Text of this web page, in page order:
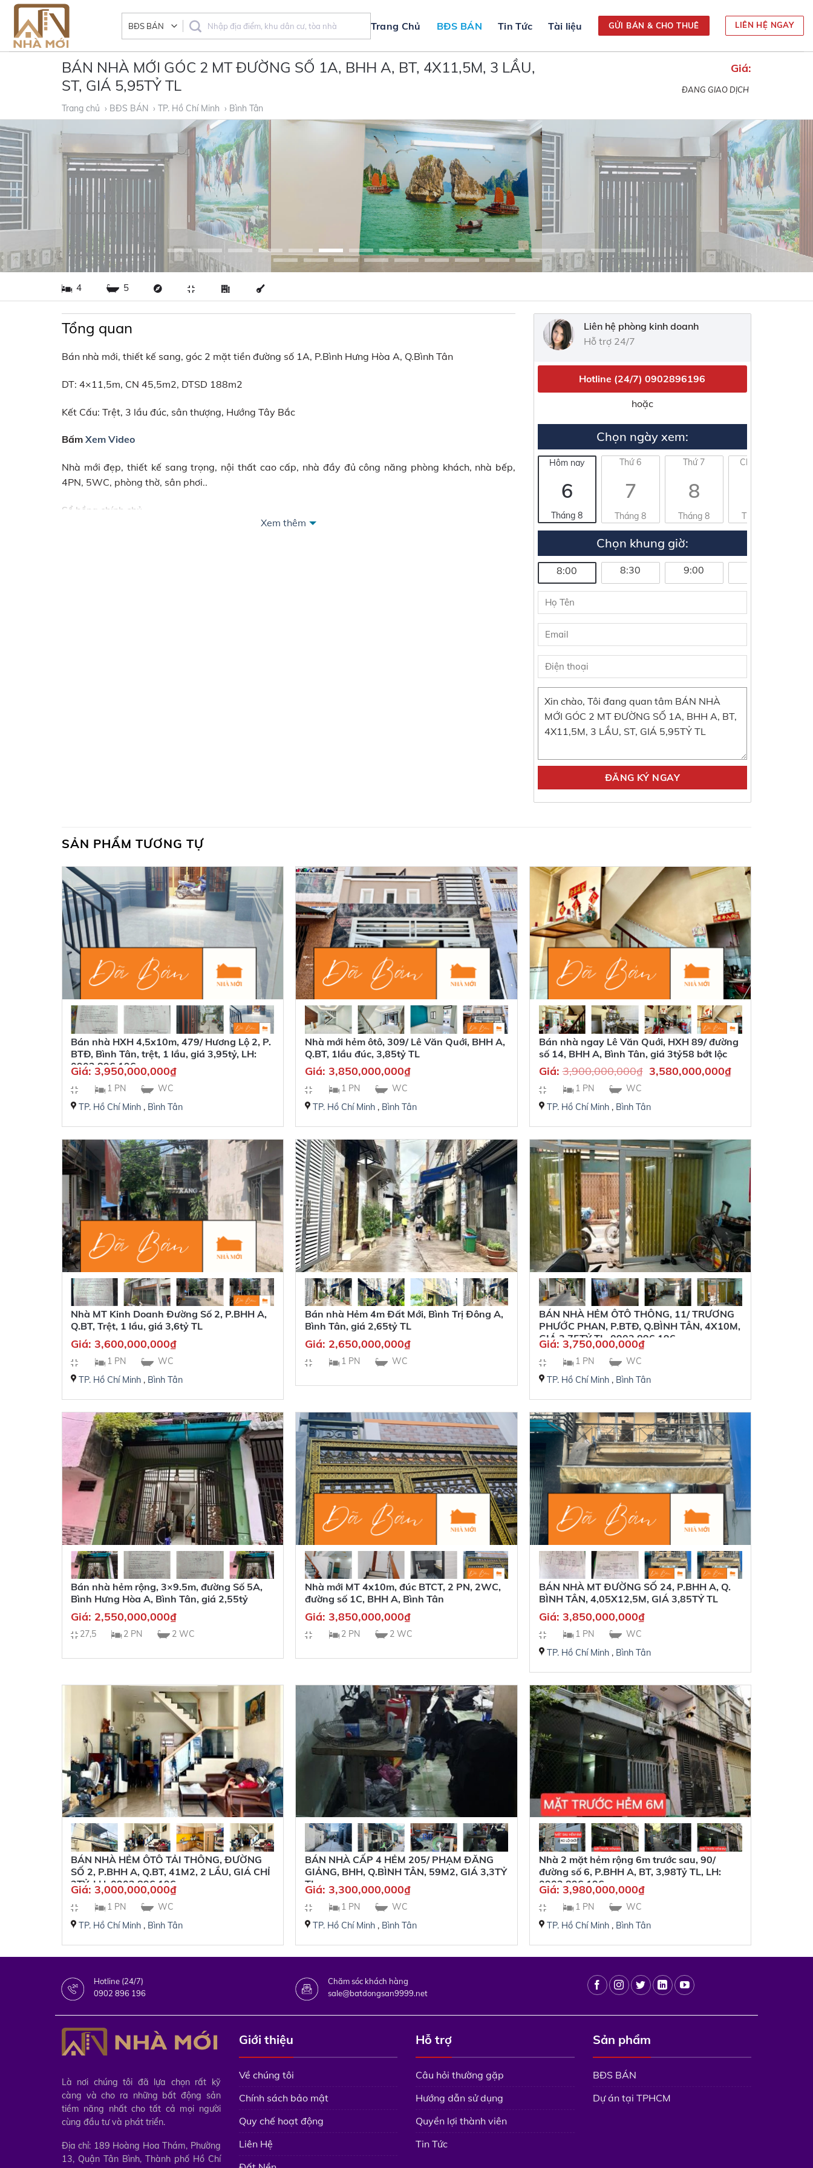
Skip
content
Trang Chủ BĐS BÁN Tin Tức Tài liệu GỬI BÁN & CHO THUÊ LIÊN HỆ NGAY
BÁN NHÀ MỚI GÓC 2 MT ĐƯỜNG SỐ 1A, BHH A, BT, 4X11,5M, 3 LẦU,
ST, GIÁ 5,95TỶ TL
Trang chủ › BĐS BÁN › TP. Hồ Chí Minh › Bình Tân
Giá:
ĐANG GIAO DỊCH
4 5
Tổng quan
Bán nhà mới, thiết kế sang, góc 2 mặt tiền đường số 1A, P.Bình Hưng Hòa A, Q.Bình Tân
DT: 4×11,5m, CN 45,5m2, DTSD 188m2
Kết Cấu: Trệt, 3 lầu đúc, sân thượng, Hướng Tây Bắc
Bấm Xem Video
Nhà mới đẹp, thiết kế sang trọng, nội thất cao cấp, nhà đầy đủ công năng phòng khách, nhà bếp,
4PN, 5WC, phòng thờ, sân phơi..
Sổ hồng chính chủ
Xem thêm
Liên hệ phòng kinh doanh
Hỗ trợ 24/7
Hotline (24/7)0902896196
hoặc
Chọn ngày xem:
Hôm nay
6
Tháng 8
Thứ 6
7
Tháng 8
Thứ 7
8
Tháng 8
Chủ nhật
Tháng 8
Chọn khung giờ:
8:00 8:30 9:00
SẢN PHẨM TƯƠNG TỰ
Bán nhà HXH 4,5x10m, 479/ Hương Lộ 2, P.
BTĐ, Bình Tân, trệt, 1 lầu, giá 3,95tỷ, LH:
0902 896 196
Giá:3,950,000,000₫
1 PN
WC
TP. Hồ Chí Minh , Bình Tân
Nhà mới hẻm ôtô, 309/ Lê Văn Quới, BHH A,
Q.BT, 1lầu đúc, 3,85tỷ TL
Giá: 3,850,000,000₫
1 PN
WC
TP. Hồ Chí Minh, Bình Tân
Bán nhà ngay Lê Văn Quới, HXH 89/ đường
số 14, BHH A, Bình Tân, giá 3tỷ58 bớt lộc
Giá:3,900,000,000₫ 3,580,000,000₫
1 PN
WC
TP. Hồ Chí Minh, Bình Tân
Nhà MT Kinh Doanh Đường Số 2, P.BHH A,
Q.BT, Trệt, 1 lầu, giá 3,6tỷ TL
Giá:3,600,000,000₫
1 PN
WC
TP. Hồ Chí Minh , Bình Tân
Bán nhà Hẻm 4m Đất Mới, Bình Trị Đông A,
Bình Tân, giá 2,65tỷ TL
Giá: 2,650,000,000₫
1 PN WC
BÁN NHÀ HẺM ÔTÔ THÔNG, 11/ TRƯƠNG
PHƯỚC PHAN, P.BTĐ, Q.BÌNH TÂN, 4X10M,
GIÁ 3,75TỶ TL, 0902 896 196
Giá: 3,750,000,000₫
1 PN
WC
TP. Hồ Chí Minh, Bình Tân
Bán nhà hẻm rộng, 3×9.5m, đường Số 5A,
Bình Hưng Hòa A, Bình Tân, giá 2,55tỷ
Giá: 2,550,000,000₫
27,5 2 PN 2 WC
Nhà mới MT 4x10m, đúc BTCT, 2 PN, 2WC,
đường số 1C, BHH A, Bình Tân
Giá: 3,850,000,000₫
2 PN 2 WC
BÁN NHÀ MT ĐƯỜNG SỐ 24, P.BHH A, Q.
BÌNH TÂN, 4,05X12,5M, GIÁ 3,85TỶ TL
Giá: 3,850,000,000₫
1 PN
WC
TP. Hồ Chí Minh, Bình Tân
BÁN NHÀ HẺM ÔTÔ TẢI THÔNG, ĐƯỜNG
SỐ 2, P.BHH A, Q.BT, 41M2, 2 LẦU, GIÁ CHỈ
3TỶ, LH: 0902 896 196
Giá:3,000,000,000₫
1 PN
WC
TP. Hồ Chí Minh , Bình Tân
BÁN NHÀ CẤP 4 HẺM 205/ PHẠM ĐĂNG
GIẢNG, BHH, Q.BÌNH TÂN, 59M2, GIÁ 3,3TỶ
TL
Giá: 3,300,000,000₫
1 PN
WC
TP. Hồ Chí Minh, Bình Tân
Nhà 2 mặt hẻm rộng 6m trước sau, 90/
đường số 6, P.BHH A, BT, 3,98Tỷ TL, LH:
0902 896 196
Giá: 3,980,000,000₫
1 PN
WC
TP. Hồ Chí Minh, Bình Tân
Hotline (24/7)
0902 896 196
Chăm sóc khách hàng
sale@batdongsan9999.net
Là nơi chúng tôi đã lựa chọn rất kỹ
càng và cho ra những bất động sản
tiềm năng nhất cho tất cả mọi người
cùng đầu tư và phát triển.
Địa chỉ: 189 Hoàng Hoa Thám, Phường
13, Quận Tân Bình, Thành phố Hồ Chí
Giới thiệu
Về chúng tôi
Chính sách bảo mật
Quy chế hoạt động
Liên Hệ
Hỗ trợ
Câu hỏi thường gặp
Hướng dẫn sử dụng
Quyền lợi thành viên
Tin Tức
Sản phẩm
BĐS BÁN
Dự án tại TPHCM